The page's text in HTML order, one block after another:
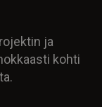
ja
kohti